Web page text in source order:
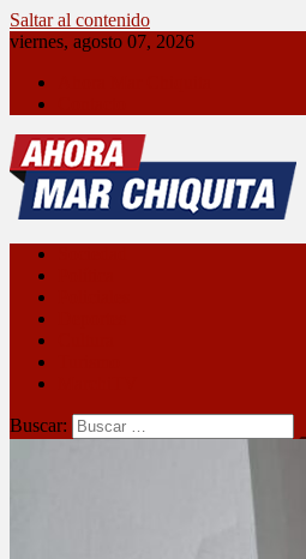
Saltar al contenido
viernes, agosto 07, 2026
Ahora Mar Chiquita
Buscar: